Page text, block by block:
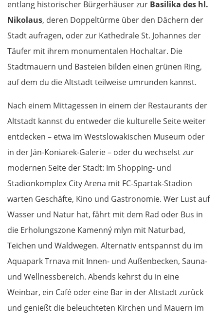
entlang historischer Bürgerhäuser zur Basilika des hl.
Nikolaus, deren Doppeltürme über den Dächern der
Stadt aufragen, oder zur Kathedrale St. Johannes der
Täufer mit ihrem monumentalen Hochaltar. Die
Stadtmauern und Basteien bilden einen grünen Ring,
auf dem du die Altstadt teilweise umrunden kannst.
Nach einem Mittagessen in einem der Restaurants der
Altstadt kannst du entweder die kulturelle Seite weiter
entdecken – etwa im Westslowakischen Museum oder
in der Ján-Koniarek-Galerie – oder du wechselst zur
modernen Seite der Stadt: Im Shopping- und
Stadionkomplex City Arena mit FC-Spartak-Stadion
warten Geschäfte, Kino und Gastronomie. Wer Lust auf
Wasser und Natur hat, fährt mit dem Rad oder Bus in
die Erholungszone Kamenný mlyn mit Naturbad,
Teichen und Waldwegen. Alternativ entspannst du im
Aquapark Trnava mit Innen- und Außenbecken, Sauna-
und Wellnessbereich. Abends kehrst du in eine
Weinbar, ein Café oder eine Bar in der Altstadt zurück
und genießt die beleuchteten Kirchen und Mauern im